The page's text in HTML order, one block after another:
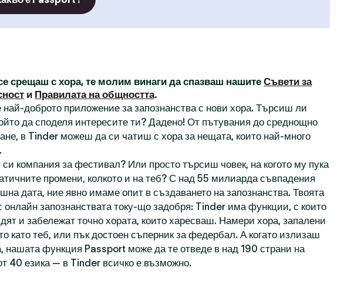
срещаш с хора, те молим винаги да спазваш нашитеСъвети за
и Правилата на общността.
доброто приложение за запознанства с нови хора. Търсиш ли
да споделя интересите ти? Дадено! От пътувания до среднощно
в Tinder можеш да си чатиш с хора за нещата, които най-много
компания за фестивал? Или просто търсиш човек, на когото му пука
промени, колкото и на теб? С над 55 милиарда съвпадения
дата, ние явно имаме опит в създаването на запознанства. Твоята
онлайн запознанствата току-що задобря: Tinder има функции, с които
и забележат точно хората, които харесваш. Намери хора, запалени
като теб, или пък достоен съперник за федербал. А когато излизаш
нашата функция Passport може да те отведе в над 190 страни на
40 езика — в Tinder всичко е възможно.